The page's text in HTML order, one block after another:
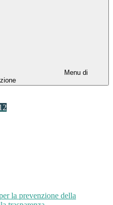
Menu di
la prevenzione della